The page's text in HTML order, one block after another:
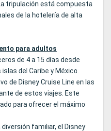
tripulación está compuesta
de la hotelería de alta
para adultos
de 4 a 15 días desde
del Caribe y México.
de Disney Cruise Line en las
de estos viajes. Este
para ofrecer el máximo
familiar, el Disney